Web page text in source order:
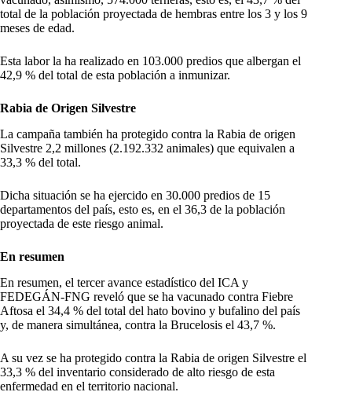
total de la población proyectada de hembras entre los 3 y los 9
meses de edad.
Esta labor la ha realizado en 103.000 predios que albergan el
42,9 % del total de esta población a inmunizar.
Rabia de Origen Silvestre
La campaña también ha protegido contra la Rabia de origen
Silvestre 2,2 millones (2.192.332 animales) que equivalen a
33,3 % del total.
Dicha situación se ha ejercido en 30.000 predios de 15
departamentos del país, esto es, en el 36,3 de la población
proyectada de este riesgo animal.
En resumen
En resumen, el tercer avance estadístico del ICA y
FEDEGÁN-FNG reveló que se ha vacunado contra Fiebre
Aftosa el 34,4 % del total del hato bovino y bufalino del país
y, de manera simultánea, contra la Brucelosis el 43,7 %.
A su vez se ha protegido contra la Rabia de origen Silvestre el
33,3 % del inventario considerado de alto riesgo de esta
enfermedad en el territorio nacional.